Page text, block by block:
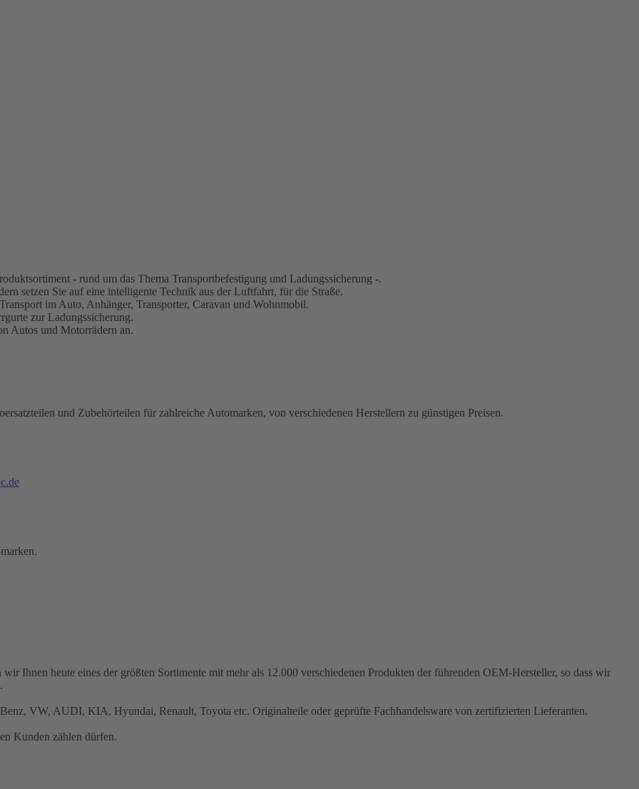
- rund um das Thema Transportbefestigung und Ladungssicherung -.
setzen Sie auf eine intelligente Technik aus der Luftfahrt, für die Straße.
im Auto, Anhänger, Transporter, Caravan und Wohnmobil.
zur Ladungssicherung.
Autos und Motorrädern an.
und Zubehörteilen für zahlreiche Automarken, von verschiedenen Herstellern zu günstigen Preisen.
Ihnen heute eines der größten Sortimente mit mehr als 12.000 verschiedenen Produkten der führenden OEM-Hersteller, so dass wir
VW, AUDI, KIA, Hyundai, Renault, Toyota etc. Originalteile oder geprüfte Fachhandelsware von zertifizierten Lieferanten.
Kunden zählen dürfen.